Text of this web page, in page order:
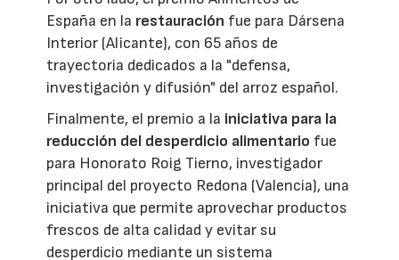
España en la restauración fue para Dársena
Interior (Alicante), con 65 años de
trayectoria dedicados a la "defensa,
investigación y difusión" del arroz español.
Finalmente, el premio a la iniciativa para la
reducción del desperdicio alimentario fue
para Honorato Roig Tierno, investigador
principal del proyecto Redona (Valencia), una
iniciativa que permite aprovechar productos
frescos de alta calidad y evitar su
desperdicio mediante un sistema